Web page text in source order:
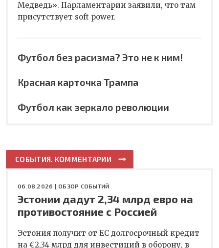
Медведь». Парламентарии заявили, что там
присутствует soft power.
Футбол без расизма? Это не к ним!
Красная карточка Трампа
Футбол как зеркало революции
СОБЫТИЯ. КОММЕНТАРИИ
06.08.2026 | ОБЗОР СОБЫТИЙ
Эстонии дадут 2,34 млрд евро на
противостояние с Россией
Эстония получит от ЕС долгосрочный кредит
на €2,34 млрд для инвестиций в оборону, в